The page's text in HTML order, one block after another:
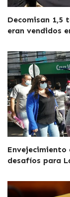
Decomisan 1,5
eran vendidos
Envejecimiento
desafíos para